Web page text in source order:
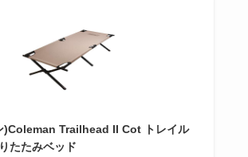
)Coleman Trailhead II Cot トレイル
たたみベッド